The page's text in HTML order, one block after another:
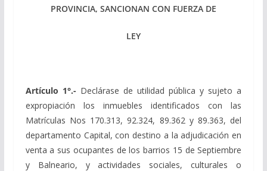
PROVINCIA, SANCIONAN CON FUERZA DE
LEY
Artículo 1°.- Declárase de utilidad pública y sujeto a
expropiación los inmuebles identificados con las
Matrículas Nos 170.313, 92.324, 89.362 y 89.363, del
departamento Capital, con destino a la adjudicación en
venta a sus ocupantes de los barrios 15 de Septiembre
y Balneario, y actividades sociales, culturales o